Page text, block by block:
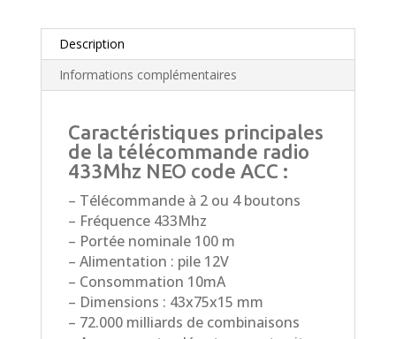
Description
Informations complémentaires
Caractéristiques principales
de la télécommande radio
433Mhz NEO code ACC :
– Télécommande à 2 ou 4 boutons
– Fréquence 433Mhz
– Portée nominale 100 m
– Alimentation : pile 12V
– Consommation 10mA
– Dimensions : 43x75x15 mm
– 72.000 milliards de combinaisons